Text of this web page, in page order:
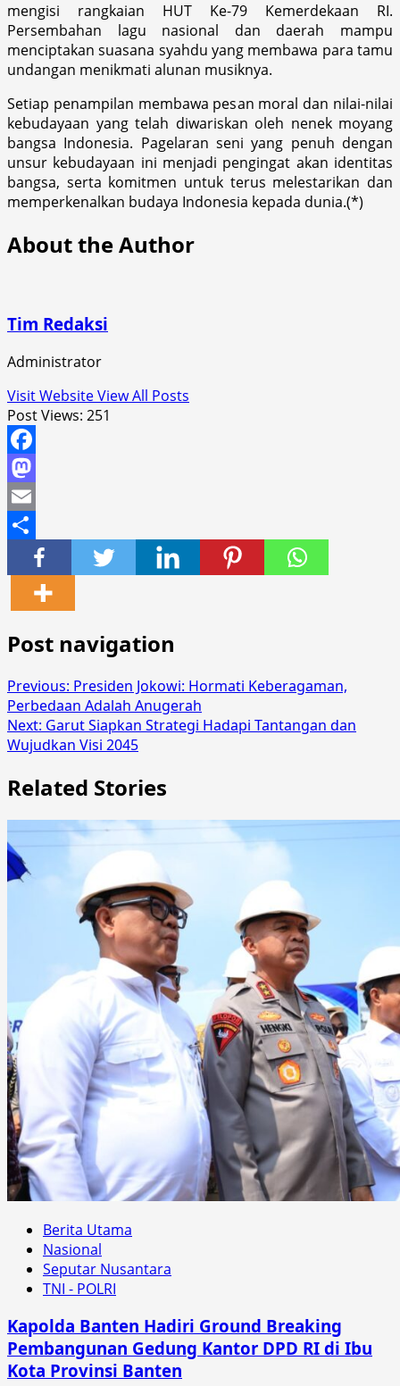
mengisi rangkaian HUT Ke-79 Kemerdekaan RI.
Persembahan lagu nasional dan daerah mampu
menciptakan suasana syahdu yang membawa para tamu
undangan menikmati alunan musiknya.
Setiap penampilan membawa pesan moral dan nilai-nilai
kebudayaan yang telah diwariskan oleh nenek moyang
bangsa Indonesia. Pagelaran seni yang penuh dengan
unsur kebudayaan ini menjadi pengingat akan identitas
bangsa, serta komitmen untuk terus melestarikan dan
memperkenalkan budaya Indonesia kepada dunia.(*)
About the Author
Tim Redaksi
Administrator
Visit WebsiteView All Posts
Post Views: 251
Facebook
Mastodon
Email
Share
Post navigation
Previous: Presiden Jokowi: Hormati Keberagaman,
Perbedaan Adalah Anugerah
Next: Garut Siapkan Strategi Hadapi Tantangan dan
Wujudkan Visi 2045
Related Stories
Berita Utama
Nasional
Seputar Nusantara
TNI - POLRI
Kapolda Banten Hadiri Ground Breaking
Pembangunan Gedung Kantor DPD RI di Ibu
Kota Provinsi Banten